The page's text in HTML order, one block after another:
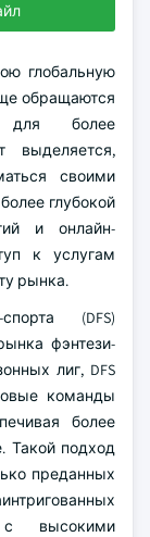
глобальную
обращаются
для более
выделяется,
своими
глубокой
и онлайн-
к услугам
рынка.
(DFS)
фэнтези-
лиг, DFS
команды
более
Такой подход
преданных
с высокими